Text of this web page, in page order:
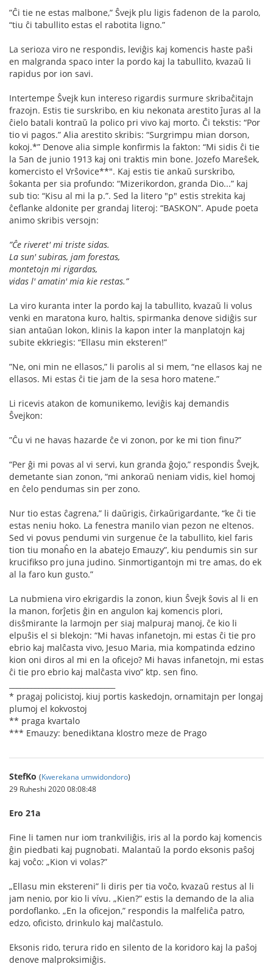
”Ĉi tie ne estas malbone,” Ŝvejk plu ligis fadenon de la parolo,
“tiu ĉi tabullito estas el rabotita ligno.”
La serioza viro ne respondis, leviĝis kaj komencis haste paŝi
en malgranda spaco inter la pordo kaj la tabullito, kvazaŭ li
rapidus por ion savi.
Intertempe Ŝvejk kun intereso rigardis surmure skribaĉitajn
frazojn. Estis tie surskribo, en kiu nekonata arestito ĵuras al la
ĉielo batali kontraŭ la polico pri vivo kaj morto. Ĉi tekstis: “Por
tio vi pagos.” Alia arestito skribis: “Surgrimpu mian dorson,
kokoj.*” Denove alia simple konﬁrmis la fakton: “Mi sidis ĉi tie
la 5an de junio 1913 kaj oni traktis min bone. Jozefo Mareŝek,
komercisto el Vrŝovice**". Kaj estis tie ankaŭ surskribo,
ŝokanta per sia profundo: “Mizerikordon, granda Dio...” kaj
sub tio: “Kisu al mi la p.”. Sed la litero "p" estis strekita kaj
ĉeﬂanke aldonite per grandaj literoj: “BASKON”. Apude poeta
animo skribis versojn:
”Ĉe riveret' mi triste sidas.
La sun' subiras, jam forestas,
montetojn mi rigardas,
vidas l' amatin' mia kie restas.”
La viro kuranta inter la pordo kaj la tabullito, kvazaŭ li volus
venki en maratona kuro, haltis, spirmanka denove sidiĝis sur
sian antaŭan lokon, klinis la kapon inter la manplatojn kaj
subite ekkriegis: “Ellasu min eksteren!”
”Ne, oni min ne ellasos,” li parolis al si mem, “ne ellasos kaj ne
ellasos. Mi estas ĉi tie jam de la sesa horo matene.”
Li ricevis atakon de komunikemo, leviĝis kaj demandis
Ŝvejkon:
”Ĉu vi ne havas hazarde ĉe vi zonon, por ke mi tion ﬁnu?”
“Per ĝi mi povas al vi servi, kun granda ĝojo,” respondis Ŝvejk,
demetante sian zonon, “mi ankoraŭ neniam vidis, kiel homoj
en ĉelo pendumas sin per zono.
Nur tio estas ĉagrena,” li daŭrigis, ĉirkaŭrigardante, “ke ĉi tie
estas neniu hoko. La fenestra manilo vian pezon ne eltenos.
Sed vi povus pendumi vin surgenue ĉe la tabullito, kiel faris
tion tiu monaĥo en la abatejo Emauzy”, kiu pendumis sin sur
kruciﬁkso pro juna judino. Sinmortigantojn mi tre amas, do ek
al la faro kun gusto.”
La nubmiena viro ekrigardis la zonon, kiun Ŝvejk ŝovis al li en
la manon, forĵetis ĝin en angulon kaj komencis plori,
disŝmirante la larmojn per siaj malpuraj manoj, ĉe kio li
elpuŝis el si blekojn: “Mi havas infanetojn, mi estas ĉi tie pro
ebrio kaj malĉasta vivo, Jesuo Maria, mia kompatinda edzino
kion oni diros al mi en la oﬁcejo? Mi havas infanetojn, mi estas
ĉi tie pro ebrio kaj malĉasta vivo” ktp. sen ﬁno.
* pragaj policistoj, kiuj portis kaskedojn, ornamitajn per longaj
plumoj el kokvostoj
** praga kvartalo
*** Emauzy: benediktana klostro meze de Prago
StefKo (Kwerekana umwidondoro)
29 Ruheshi 2020 08:08:48
Ero 21a
Fine li tamen nur iom trankviliĝis, iris al la pordo kaj komencis
ĝin piedbati kaj pugnobati. Malantaŭ la pordo eksonis paŝoj
kaj voĉo: „Kion vi volas?”
„Ellasu min ekstereni” li diris per tia voĉo, kvazaŭ restus al li
jam nenio, por kio li vívu. „Kien?” estis la demando de la alia
pordoﬂanko. „En la oﬁcejon,” respondis la malfeliĉa patro,
edzo, oﬁcisto, drinkulo kaj malĉastulo.
Eksonis rido, terura rido en silento de la koridoro kaj la paŝoj
denove malproksimiĝis.